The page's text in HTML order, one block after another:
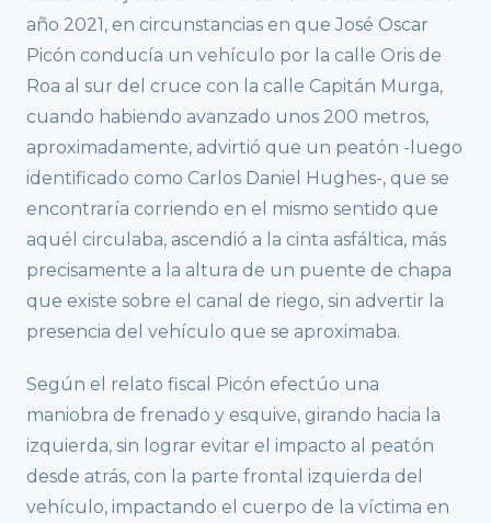
año 2021, en circunstancias en que José Oscar
Picón conducía un vehículo por la calle Oris de
Roa al sur del cruce con la calle Capitán Murga,
cuando habiendo avanzado unos 200 metros,
aproximadamente, advirtió que un peatón -luego
identificado como Carlos Daniel Hughes-, que se
encontraría corriendo en el mismo sentido que
aquél circulaba, ascendió a la cinta asfáltica, más
precisamente a la altura de un puente de chapa
que existe sobre el canal de riego, sin advertir la
presencia del vehículo que se aproximaba.
Según el relato fiscal Picón efectúo una
maniobra de frenado y esquive, girando hacia la
izquierda, sin lograr evitar el impacto al peatón
desde atrás, con la parte frontal izquierda del
vehículo, impactando el cuerpo de la víctima en